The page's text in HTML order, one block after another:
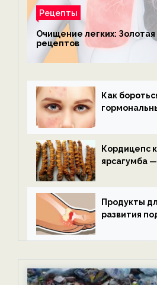
Рецепты
Очищение легких:
рецептов
Как
Кордицепс
ярсагумба
Продукты
развития